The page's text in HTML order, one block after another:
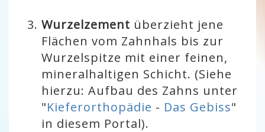
Wurzelzement überzieht jene
Flächen vom Zahnhals bis zur
Wurzelspitze mit einer feinen,
mineralhaltigen Schicht. (Siehe
hierzu: Aufbau des Zahns unter
"Kieferorthopädie - Das Gebiss"
in diesem Portal).